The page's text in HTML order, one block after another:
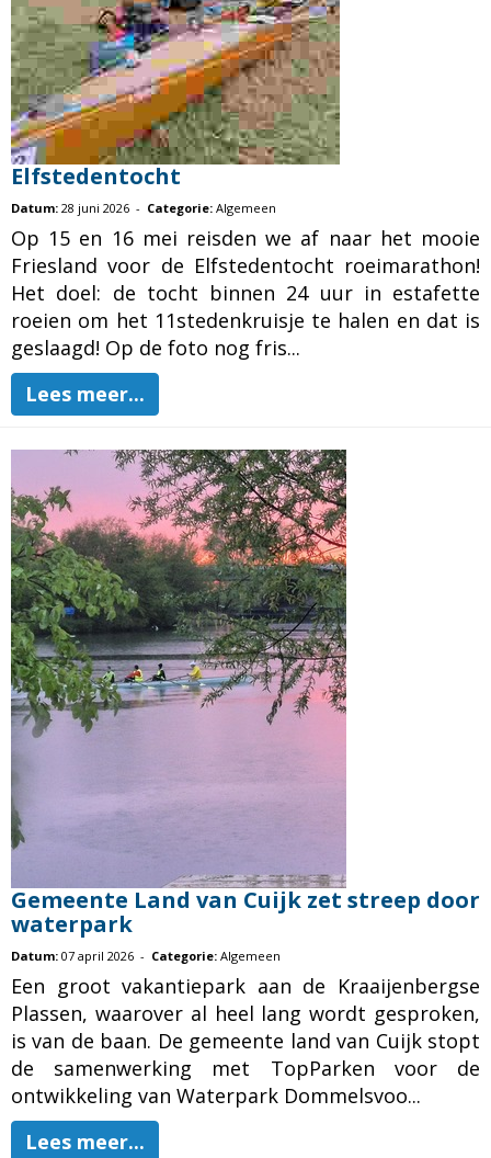
Elfstedentocht
Datum: 28 juni 2026 - Categorie: Algemeen
Op 15 en 16 mei reisden we af naar het mooie
Friesland voor de Elfstedentocht roeimarathon!
Het doel: de tocht binnen 24 uur in estafette
roeien om het 11stedenkruisje te halen en dat is
geslaagd! Op de foto nog fris...
Lees meer...
Gemeente Land van Cuijk zet streep door
waterpark
Datum: 07 april 2026 - Categorie: Algemeen
Een groot vakantiepark aan de Kraaijenbergse
Plassen, waarover al heel lang wordt gesproken,
is van de baan. De gemeente land van Cuijk stopt
de samenwerking met TopParken voor de
ontwikkeling van Waterpark Dommelsvoo...
Lees meer...